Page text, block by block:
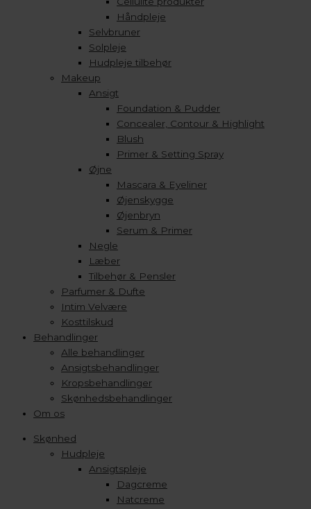
Håndpleje
Selvbruner
Solpleje
Hudpleje tilbehør
Makeup
Ansigt
Foundation & Pudder
Concealer, Contour & Highlight
Blush
Primer & Setting Spray
Øjne
Mascara & Eyeliner
Øjenskygge
Øjenbryn
Serum & Primer
Negle
Læber
Tilbehør & Pensler
Parfumer & Dufte
Intim Velvære
Kosttilskud
Behandlinger
Alle behandlinger
Ansigtsbehandlinger
Kropsbehandlinger
Skønhedsbehandlinger
Om os
Skønhed
Hudpleje
Ansigtspleje
Dagcreme
Natcreme